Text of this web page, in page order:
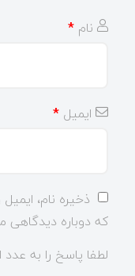
نام *
ایمیل *
ذخیره نام،
که دوباره دیدگاهی
لطفا پاسخ را به عدد